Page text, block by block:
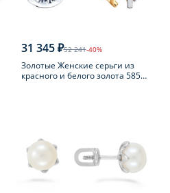
31 345 ₽52 241-40%
Золотые Женские серьги из
красного и белого золота 585